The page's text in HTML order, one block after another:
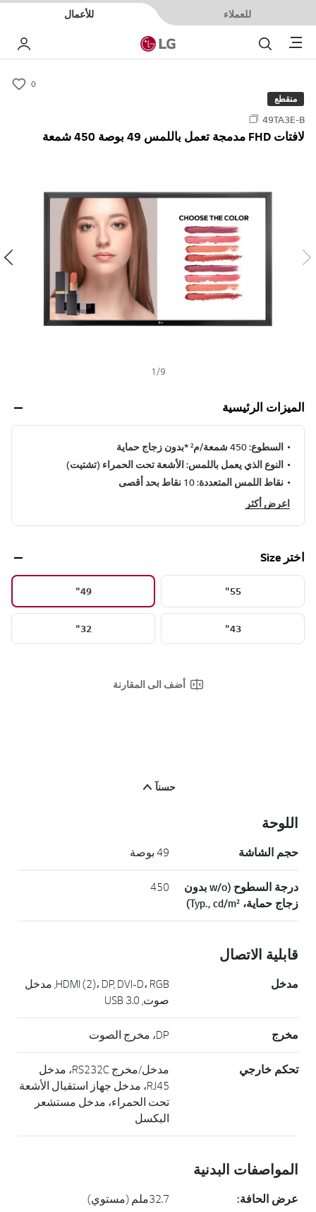
للعملاء للأعمال
Menu
0
منقطع
49TA3E-B
لافتات FHD مدمجة تعمل باللمس 49 بوصة 450 شمعة
1 /9
الميزات الرئيسية
السطوع: 450 شمعة/م² *بدون زجاج حماية
النوع الذي يعمل باللمس: الأشعة تحت الحمراء (تشتيت)
نقاط اللمس المتعددة: 10 نقاط بحد أقصى
اعرض أكثر
اختر Size
55"
49"
43"
32"
أضف الى المقارنة
حسنآ
اللوحة
حجم الشاشة 49 بوصة
درجة السطوح (w/o بدون
زجاج حماية، Typ., cd/m²)
450
قابلية الاتصال
مدخل
HDMI (2)، DP, DVI-D، RGB, مدخل
صوت, USB 3.0
مخرج DP، مخرج الصوت
تحكم خارجي
مدخل/مخرج RS232C، مدخل
RJ45، مدخل جهاز استقبال الأشعة
تحت الحمراء، مدخل مستشعر
البكسل
المواصفات البدنية
عرض الحافة: 32.7ملم (مستوي)